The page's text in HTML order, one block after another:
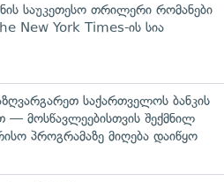
საუკეთესო თრილერი რომანები
New York Times-ის სია
საქართველოს ბანკის
— მოსწავლეებისთვის შექმნილ
პროგრამაზე მიღება დაიწყო